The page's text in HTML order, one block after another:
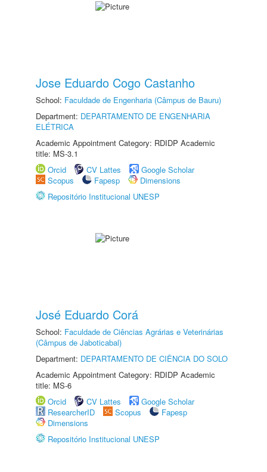
Jose Eduardo Cogo Castanho
School: Faculdade de Engenharia (Câmpus de Bauru)
Department: DEPARTAMENTO DE ENGENHARIA
ELÉTRICA
Academic Appointment Category: RDIDP Academic
title: MS-3.1
Orcid
CV Lattes
Google Scholar
Scopus
Fapesp
Dimensions
Repositório Institucional UNESP
José Eduardo Corá
School: Faculdade de Ciências Agrárias e Veterinárias
(Câmpus de Jaboticabal)
Department: DEPARTAMENTO DE CIÊNCIA DO SOLO
Academic Appointment Category: RDIDP Academic
title: MS-6
Orcid
CV Lattes
Google Scholar
ResearcherID
Scopus
Fapesp
Dimensions
Repositório Institucional UNESP